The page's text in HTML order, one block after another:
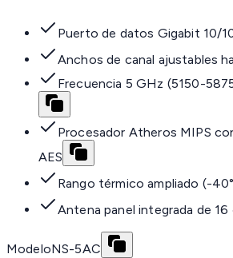
Puerto de datos Gigabit 10/
Anchos de canal ajustables
Frecuencia 5 GHz (5150-
Procesador Atheros MIPS
AES
Rango térmico ampliado (-
Antena panel integrada de 16
ModeloNS-5AC